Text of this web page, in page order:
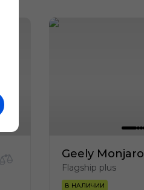
Geely Monjaro
Flagship plus
В НАЛИЧИИ